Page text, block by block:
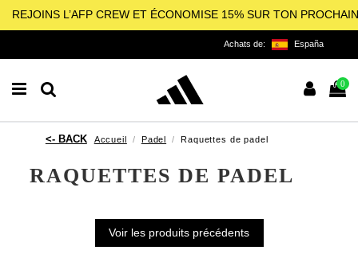
REJOINS L’AFP CREW ET ÉCONOMISE 15% SUR TON
Achats de: España
0
Accueil Padel Raquettes de padel
RAQUETTES DE PADEL
Voir les produits précédents